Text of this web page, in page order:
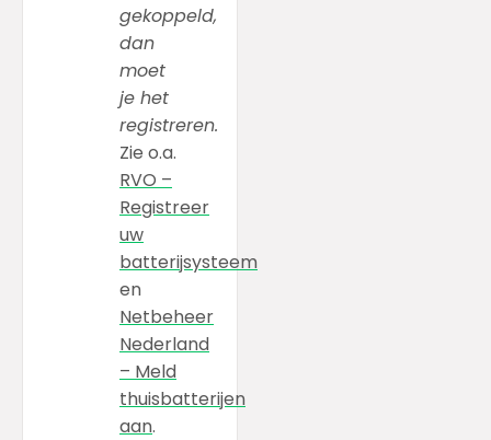
gekoppeld,
dan
moet
je het
registreren.
Zie o.a.
RVO –
Registreer
uw
batterijsysteem
en
Netbeheer
Nederland
– Meld
thuisbatterijen
aan.